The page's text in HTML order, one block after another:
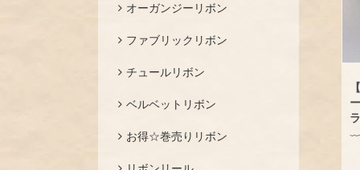
オーガンジーリボン
ファブリックリボン
チュールリボン
ベルベットリボン
お得☆巻売りリボン